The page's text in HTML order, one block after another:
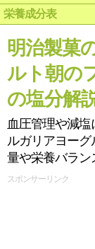
栄養成分表
明治製菓
ルト朝の
の塩分解
血圧管理や減
ルガリアヨー
量や栄養バラン
スポンサーリンク